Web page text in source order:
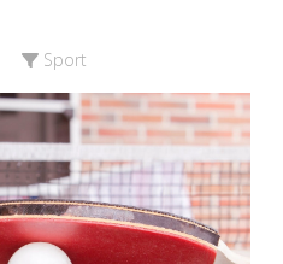
Sport